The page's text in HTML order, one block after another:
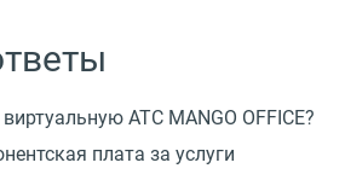
АТС MANGO OFFICE?
плата за услуги